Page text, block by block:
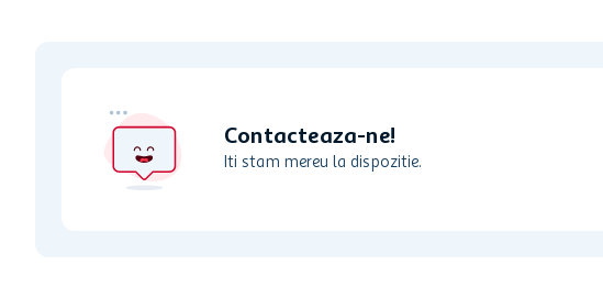
Contacteaza-ne!
Iti stam mereu la dispozitie.